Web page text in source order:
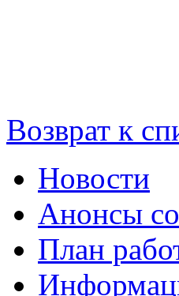
Возврат к
Новости
Анонсы
План